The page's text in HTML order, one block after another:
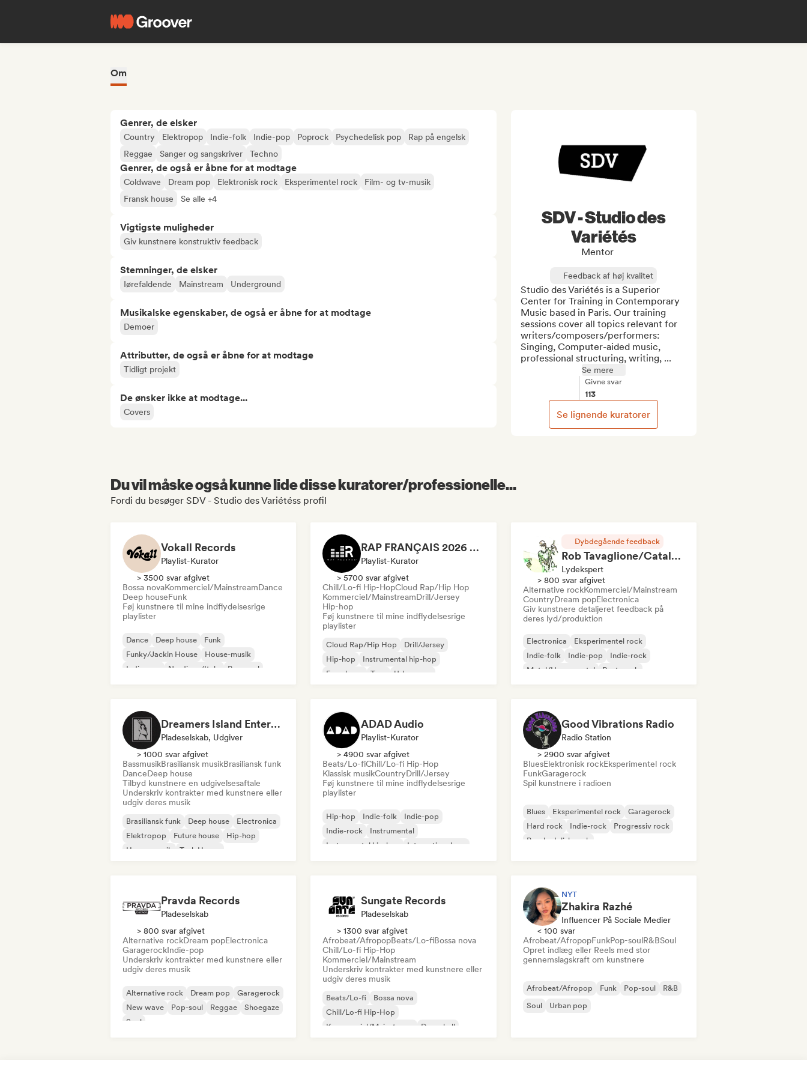
Om
Genrer, de elsker
Country Elektropop Indie-folk Indie-pop Poprock Psychedelisk pop
Rap på engelsk
Reggae
Sanger og sangskriver Techno
Genrer, de også er åbne for at modtage
Coldwave Dream pop Elektronisk rock Eksperimentel rock
Film- og tv-musik
Fransk house
Se alle +4
Vigtigste muligheder
Giv kunstnere konstruktiv feedback
Stemninger, de elsker
Iørefaldende Mainstream Underground
Musikalske egenskaber, de også er åbne for at modtage
Demoer
Attributter, de også er åbne for at modtage
Tidligt projekt
De ønsker ikke at modtage...
Covers
SDV - Studio des
Variétés
Mentor
Feedback af høj kvalitet
Studio des Variétés is a Superior
Center for Training in Contemporary
Music based in Paris. Our training
sessions cover all topics relevant for
writers/composers/performers:
Singing, Computer-aided music,
professional structuring, writing, ...
Se mere
Givne svar
113
Se lignende kuratorer
Du vil måske også kunne lide disse kuratorer/professionelle...
Fordi du besøger SDV - Studio des Variétéss profil
Vokall Records
Playlist-Kurator
> 3500 svar afgivet
Bossa novaKommerciel/MainstreamDance
Deep houseFunk
Føj kunstnere til mine indflydelsesrige
playlister
Dance Deep house
Funk
Funky/Jackin House
House-musik
Indie-pop
Nu-disco/Italo Pop-soul
RAP FRANÇAIS 2026 🔥🇫🇷 (Way Records)
Playlist-Kurator
> 5700 svar afgivet
Chill/Lo-fi Hip-HopCloud Rap/Hip Hop
Kommerciel/MainstreamDrill/Jersey
Hip-hop
Føj kunstnere til mine indflydelsesrige
playlister
Cloud Rap/Hip Hop
Drill/Jersey
Hip-hop
Instrumental hip-hop
Fransk rap
Trap
Urban pop
Dybdegående feedback
Rob Tavaglione/Catalyst Recording
Lydekspert
> 800 svar afgivet
Alternative rockKommerciel/Mainstream
CountryDream popElectronica
Giv kunstnere detaljeret feedback på
deres lyd/produktion
Electronica
Eksperimentel rock
Indie-folk
Indie-pop
Indie-rock
Metal/Heavy metal
Post-punk
Dreamers Island Entertainment
Pladeselskab, Udgiver
> 1000 svar afgivet
BassmusikBrasiliansk musikBrasiliansk funk
DanceDeep house
Tilbyd kunstnere en udgivelsesaftale
Underskriv kontrakter med kunstnere eller
udgiv deres musik
Brasiliansk funk Deep house
Electronica
Elektropop
Future house
Hip-hop
House-musik
Tech House
ADAD Audio
Playlist-Kurator
> 4900 svar afgivet
Beats/Lo-fiChill/Lo-fi Hip-Hop
Klassisk musikCountryDrill/Jersey
Føj kunstnere til mine indflydelsesrige
playlister
Hip-hop Indie-folk
Indie-pop
Indie-rock
Instrumental
Instrumental hip-hop
International rap
Good Vibrations Radio
Radio Station
> 2900 svar afgivet
BluesElektronisk rockEksperimentel rock
FunkGaragerock
Spil kunstnere i radioen
Blues Eksperimentel rock
Garagerock
Hard rock
Indie-rock
Progressiv rock
Psychedelisk rock
Pravda Records
Pladeselskab
> 800 svar afgivet
Alternative rockDream popElectronica
GaragerockIndie-pop
Underskriv kontrakter med kunstnere eller
udgiv deres musik
Alternative rock Dream pop
Garagerock
New wave
Pop-soul Reggae
Shoegaze
Soul
Sungate Records
Pladeselskab
> 1300 svar afgivet
Afrobeat/AfropopBeats/Lo-fiBossa nova
Chill/Lo-fi Hip-Hop
Kommerciel/Mainstream
Underskriv kontrakter med kunstnere eller
udgiv deres musik
Beats/Lo-fi
Bossa nova
Chill/Lo-fi Hip-Hop
Kommerciel/Mainstream
Dancehall
NYT
Zhakira Razhé
Influencer På Sociale Medier
< 100 svar
Afrobeat/AfropopFunkPop-soulR&BSoul
Opret indlæg eller Reels med stor
gennemslagskraft om kunstnere
Afrobeat/Afropop Funk Pop-soul
R&B
Soul
Urban pop